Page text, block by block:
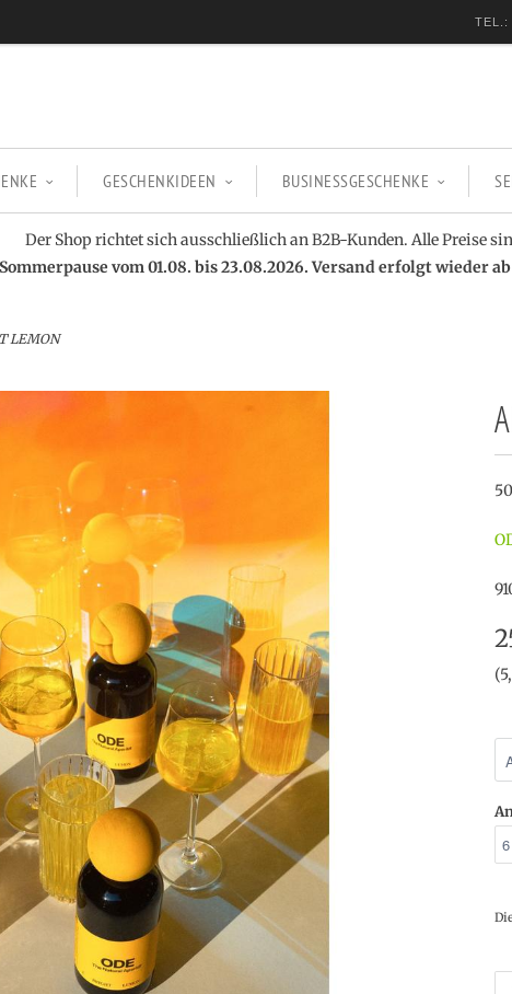
TEL.:
GESCHENKIDEEN BUSINESSGESCHENKE
Der Shop richtet sich ausschließlich an B2B-Kunden. Alle Preise
Sommerpause vom 01.08. bis 23.08.2026. Versand erfolgt wieder
LEMON